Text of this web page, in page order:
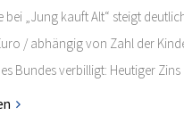
bei „Jung kauft Alt“ steigt
/ abhängig von Zahl der
Bundes verbilligt: Heutiger Zins
Jahren Laufzeit und 10 Jahren